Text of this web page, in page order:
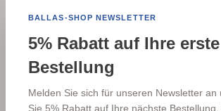
Edelkorund
BALLAS-SHOP NEWSLETTER
5% Rabatt auf Ihre erste
Bestellung
Melden Sie sich für unseren Newsletter an
Sie 5% Rabatt auf Ihre nächste